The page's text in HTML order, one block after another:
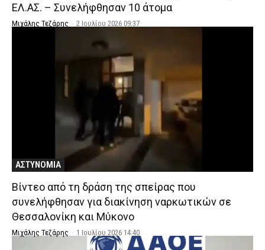
ΕΛ.ΑΣ. – Συνελήφθησαν 10 άτομα
Μιχάλης Τεζάρης - 2 Ιουλίου 2026 09:37
ΑΣΤΥΝΟΜΙΑ
Βίντεο από τη δράση της σπείρας που
συνελήφθησαν για διακίνηση ναρκωτικών σε
Θεσσαλονίκη και Μύκονο
Μιχάλης Τεζάρης - 1 Ιουλίου 2026 14:40